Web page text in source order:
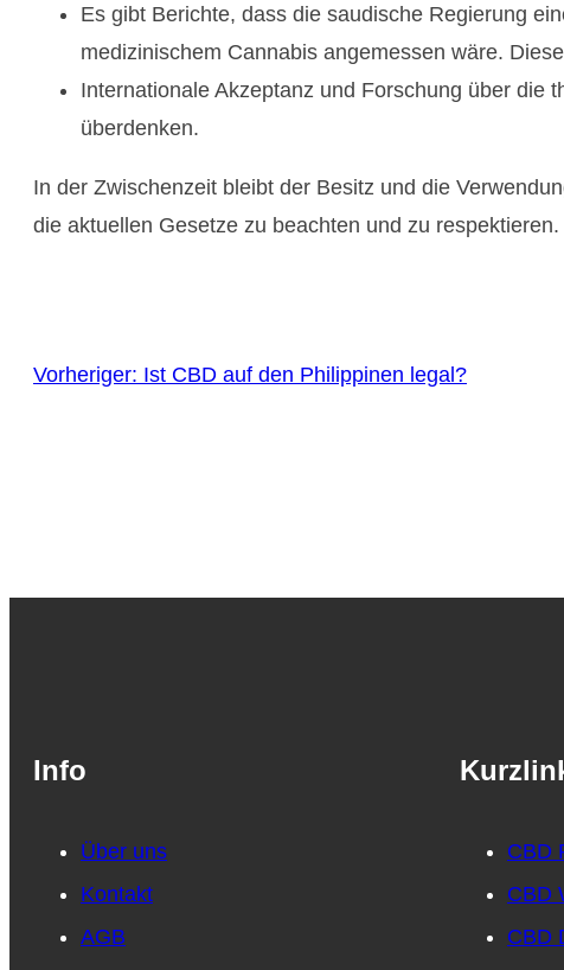
Es gibt Berichte, dass die saudische Regierung
medizinischem Cannabis angemessen wäre.
Internationale Akzeptanz und Forschung über die
überdenken.
In der Zwischenzeit bleibt der Besitz und die
die aktuellen Gesetze zu beachten und zu respektieren.
Vorheriger: Ist CBD auf den Philippinen legal?
Info
Über uns
Kontakt
AGB
CBD
CBD
CBD